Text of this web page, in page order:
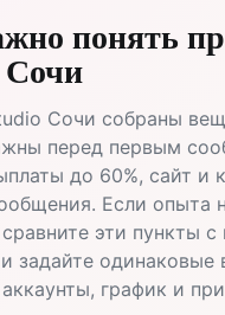
понять
Сочи собраны
перед первым
до 60%, сайт и
Если опыта
эти пункты
задайте одинаковые
график и